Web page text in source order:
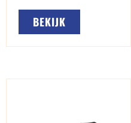
BEKIJK